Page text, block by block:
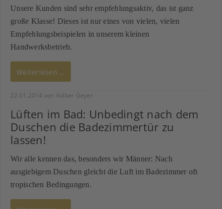
Unsere Kunden sind sehr empfehlungsaktiv, das ist ganz
große Klasse! Dieses ist nur eines von vielen, vielen
Empfehlungsbeispielen in unserem kleinen
Handwerksbetrieb.
Weiterlesen …
22.01.2014 von Volker Geyer
Lüften im Bad: Unbedingt nach dem
Duschen die Badezimmertür zu
lassen!
Wir alle kennen das, besonders wir Männer: Nach
ausgiebigem Duschen gleicht die Luft im Badezimmer oft
tropischen Bedingungen.